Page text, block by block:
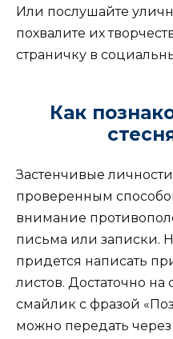
Или послушайте
похвалите их
страничку в
Как
Застенчивые
проверенным
внимание
письма или записки.
придется написать
листов. Достаточно на
смайлик с фразой
можно передать